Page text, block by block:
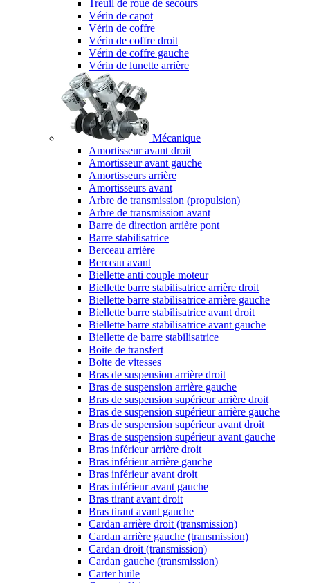
Treuil de roue de secours
Vérin de capot
Vérin de coffre
Vérin de coffre droit
Vérin de coffre gauche
Vérin de lunette arrière
Mécanique
Amortisseur avant droit
Amortisseur avant gauche
Amortisseurs arrière
Amortisseurs avant
Arbre de transmission (propulsion)
Arbre de transmission avant
Barre de direction arrière pont
Barre stabilisatrice
Berceau arrière
Berceau avant
Biellette anti couple moteur
Biellette barre stabilisatrice arrière droit
Biellette barre stabilisatrice arrière gauche
Biellette barre stabilisatrice avant droit
Biellette barre stabilisatrice avant gauche
Biellette de barre stabilisatrice
Boite de transfert
Boite de vitesses
Bras de suspension arrière droit
Bras de suspension arrière gauche
Bras de suspension supérieur arrière droit
Bras de suspension supérieur arrière gauche
Bras de suspension supérieur avant droit
Bras de suspension supérieur avant gauche
Bras inférieur arrière droit
Bras inférieur arrière gauche
Bras inférieur avant droit
Bras inférieur avant gauche
Bras tirant avant droit
Bras tirant avant gauche
Cardan arrière droit (transmission)
Cardan arrière gauche (transmission)
Cardan droit (transmission)
Cardan gauche (transmission)
Carter huile